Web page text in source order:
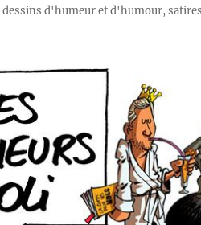
dessins d'humeur et d'humour,